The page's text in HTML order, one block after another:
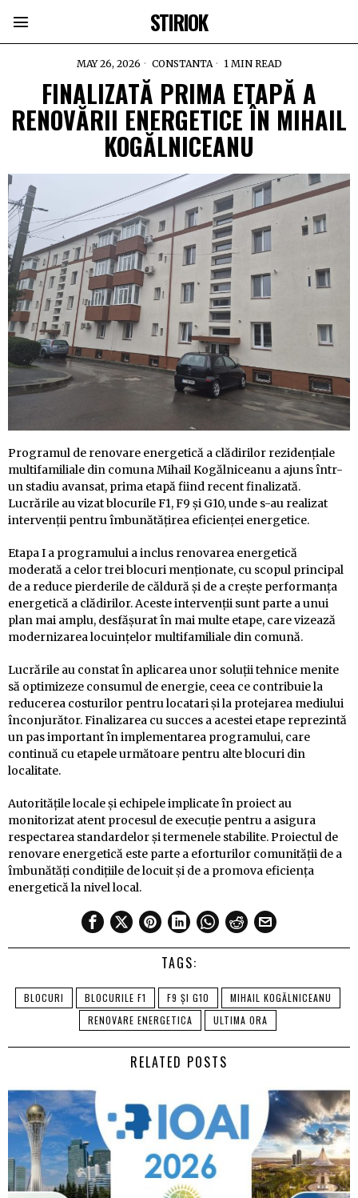
STIRIOK
MAY 26, 2026 CONSTANTA 1 MIN READ
FINALIZATĂ PRIMA ETAPĂ A
RENOVĂRII ENERGETICE ÎN MIHAIL
KOGĂLNICEANU
Programul de renovare energetică a clădirilor rezidențiale
multifamiliale din comuna Mihail Kogălniceanu a ajuns într-
un stadiu avansat, prima etapă fiind recent finalizată.
Lucrările au vizat blocurile F1, F9 și G10, unde s-au realizat
intervenții pentru îmbunătățirea eficienței energetice.
Etapa I a programului a inclus renovarea energetică
moderată a celor trei blocuri menționate, cu scopul principal
de a reduce pierderile de căldură și de a crește performanța
energetică a clădirilor. Aceste intervenții sunt parte a unui
plan mai amplu, desfășurat în mai multe etape, care vizează
modernizarea locuințelor multifamiliale din comună.
Lucrările au constat în aplicarea unor soluții tehnice menite
să optimizeze consumul de energie, ceea ce contribuie la
reducerea costurilor pentru locatari și la protejarea mediului
înconjurător. Finalizarea cu succes a acestei etape reprezintă
un pas important în implementarea programului, care
continuă cu etapele următoare pentru alte blocuri din
localitate.
Autoritățile locale și echipele implicate în proiect au
monitorizat atent procesul de execuție pentru a asigura
respectarea standardelor și termenele stabilite. Proiectul de
renovare energetică este parte a eforturilor comunității de a
îmbunătăți condițiile de locuit și de a promova eficiența
energetică la nivel local.
TAGS:
BLOCURI BLOCURILE F1 F9 ȘI G10
MIHAIL KOGĂLNICEANU
RENOVARE ENERGETICA
ULTIMA ORA
RELATED POSTS